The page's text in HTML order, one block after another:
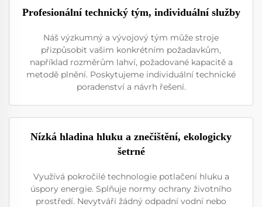
Profesionální technický tým, individuální služby
Náš výzkumný a vývojový tým může stroje
přizpůsobit vašim konkrétním požadavkům,
například rozměrům lahví, požadované kapacitě a
metodě plnění. Poskytujeme individuální technické
poradenství a návrh řešení.
Nízká hladina hluku a znečištění, ekologicky
šetrné
Využívá pokročilé technologie potlačení hluku a
úspory energie. Splňuje normy ochrany životního
prostředí. Nevytváří žádný odpadní vodní nebo